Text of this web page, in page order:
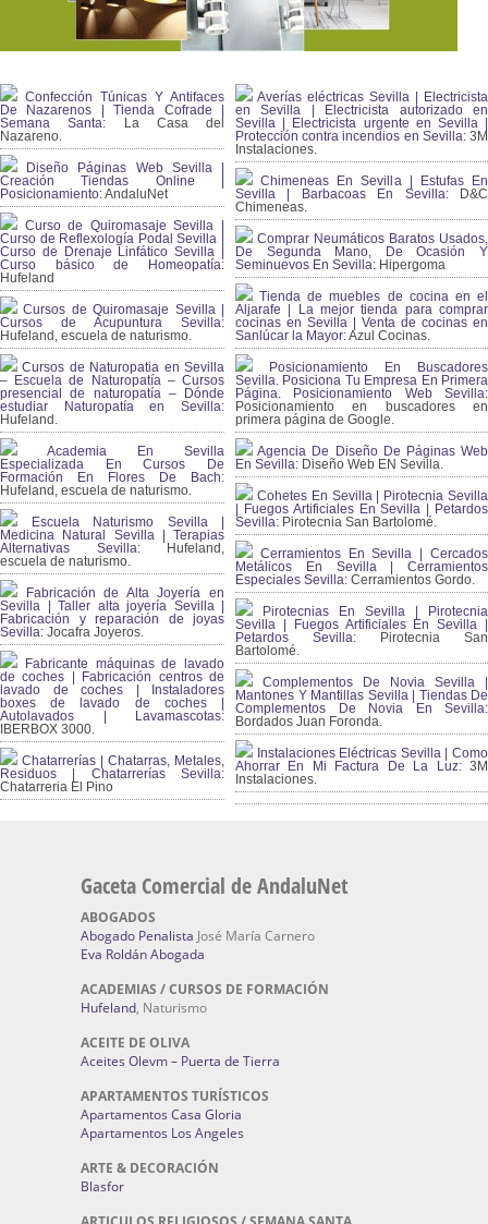
Confección Túnicas Y Antifaces
De Nazarenos | Tienda Cofrade |
Semana Santa: La Casa del
Nazareno.
Diseño Páginas Web Sevilla |
Creación Tiendas Online |
Posicionamiento:AndaluNet
Curso de Quiromasaje Sevilla |
Curso de Reflexología Podal Sevilla |
Curso de Drenaje Linfático Sevilla |
Curso básico de Homeopatía:
Hufeland
Cursos de Quiromasaje Sevilla |
Cursos de Acupuntura Sevilla:
Hufeland, escuela de naturismo.
Cursos de Naturopatia en Sevilla
– Escuela de Naturopatía – Cursos
presencial de naturopatía – Dónde
estudiar Naturopatía en Sevilla:
Hufeland.
Academia En Sevilla
Especializada En Cursos De
Formación En Flores De Bach:
Hufeland, escuela de naturismo.
Escuela Naturismo Sevilla |
Medicina Natural Sevilla | Terapias
Alternativas Sevilla: Hufeland,
escuela de naturismo.
Fabricación de Alta Joyería en
Sevilla | Taller alta joyería Sevilla |
Fabricación y reparación de joyas
Sevilla: Jocafra Joyeros.
Fabricante máquinas de lavado
de coches | Fabricación centros de
lavado de coches | Instaladores
boxes de lavado de coches |
Autolavados | Lavamascotas:
IBERBOX 3000.
Chatarrerías | Chatarras, Metales,
Residuos | Chatarrerías Sevilla:
Chatarreria El Pino
Averías eléctricas Sevilla | Electricista
en Sevilla | Electricista autorizado en
Sevilla | Electricista urgente en Sevilla |
Protección contra incendios en Sevilla:3M
Instalaciones.
Chimeneas En Sevilla | Estufas En
Sevilla | Barbacoas En Sevilla:D&C
Chimeneas.
Comprar Neumáticos Baratos Usados,
De Segunda Mano, De Ocasión Y
Seminuevos En Sevilla: Hipergoma
Tienda de muebles de cocina en el
Aljarafe | La mejor tienda para comprar
cocinas en Sevilla | Venta de cocinas en
Sanlúcar la Mayor:Azul Cocinas.
Posicionamiento En Buscadores
Sevilla. Posiciona Tu Empresa En Primera
Página. Posicionamiento Web Sevilla:
Posicionamiento en buscadores en
primera página de Google.
Agencia De Diseño De Páginas Web
En Sevilla: Diseño Web EN Sevilla.
Cohetes En Sevilla | Pirotecnia Sevilla
| Fuegos Artificiales En Sevilla | Petardos
Sevilla: Pirotecnia San Bartolomé.
Cerramientos En Sevilla | Cercados
Metálicos En Sevilla | Cerramientos
Especiales Sevilla: Cerramientos Gordo.
Pirotecnias En Sevilla | Pirotecnia
Sevilla | Fuegos Artificiales En Sevilla |
Petardos Sevilla: Pirotecnia San
Bartolomé.
Complementos De Novia Sevilla |
Mantones Y Mantillas Sevilla | Tiendas De
Complementos De Novia En Sevilla:
Bordados Juan Foronda.
Instalaciones Eléctricas Sevilla | Como
Ahorrar En Mi Factura De La Luz:3M
Instalaciones.
Gaceta Comercial de AndaluNet
ABOGADOS
Abogado Penalista José María Carnero
Eva Roldán Abogada
ACADEMIAS / CURSOS DE FORMACIÓN
Hufeland, Naturismo
ACEITE DE OLIVA
Aceites Olevm – Puerta de Tierra
APARTAMENTOS TURÍSTICOS
Apartamentos Casa Gloria
Apartamentos Los Angeles
ARTE & DECORACIÓN
Blasfor